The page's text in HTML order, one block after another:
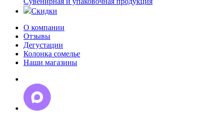
Скидки
О компании
Отзывы
Дегустации
Колонка сомелье
Наши магазины